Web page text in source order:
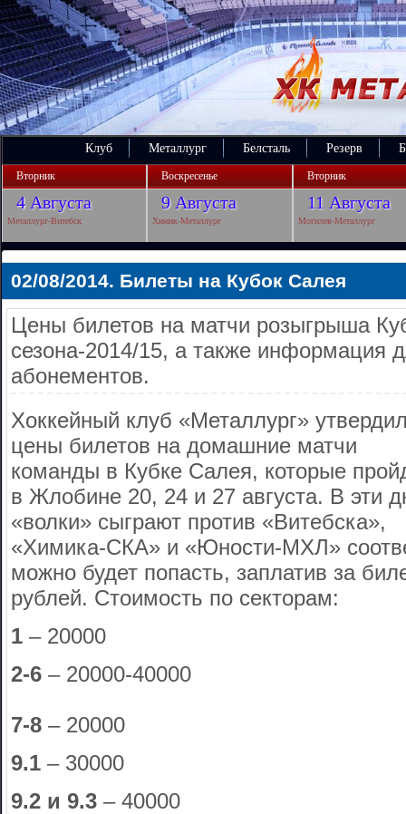
Клуб Металлург Белсталь Резерв
Вторник Воскресенье Вторник
4 Августа 9 Августа 11 Августа
Металлург-Витебск Химик-Металлург Могилев-Металлург
02/08/2014. Билеты на Кубок Салея
Цены билетов на матчи розыгрыша
сезона-2014/15, а также информация
абонементов.
Хоккейный клуб «Металлург»
цены билетов на домашние матчи
команды в Кубке Салея, которые
в Жлобине 20, 24 и 27 августа. В эти
«волки» сыграют против «Витебска»,
«Химика-СКА» и «Юности-МХЛ»
можно будет попасть, заплатив за
рублей. Стоимость по секторам:
1 – 20000
2-6 – 20000-40000
7-8 – 20000
9.1 – 30000
9.2 и 9.3 – 40000